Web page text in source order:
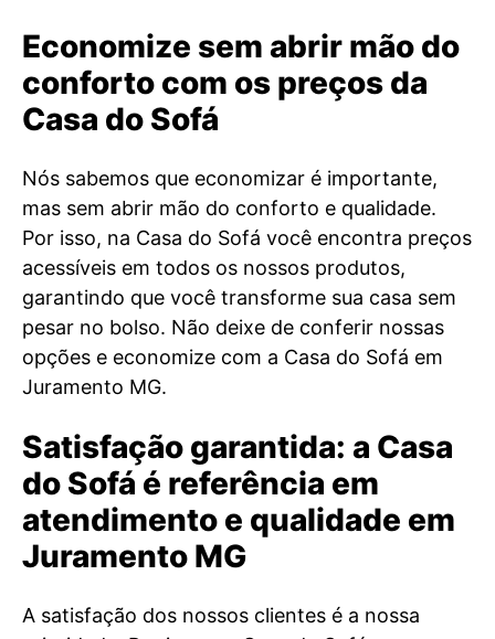
Economize sem abrir mão do
conforto com os preços da
Casa do Sofá
Nós sabemos que economizar é importante,
mas sem abrir mão do conforto e qualidade.
Por isso, na Casa do Sofá você encontra preços
acessíveis em todos os nossos produtos,
garantindo que você transforme sua casa sem
pesar no bolso. Não deixe de conferir nossas
opções e economize com a Casa do Sofá em
Juramento MG.
Satisfação garantida: a Casa
do Sofá é referência em
atendimento e qualidade em
Juramento MG
A satisfação dos nossos clientes é a nossa